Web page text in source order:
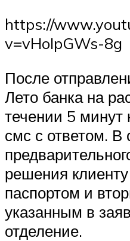
https://
v=vHoIpGWs-8g
После
Лето банка на
течении 5 минут
смс с ответом. В
решения
паспортом и
указанным в
отделение.